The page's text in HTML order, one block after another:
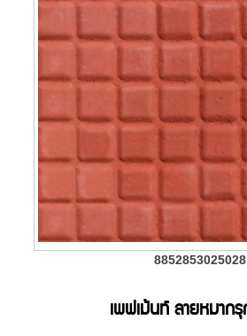
8852853025028
เพฟเม้นท์ ลายหมากรุ